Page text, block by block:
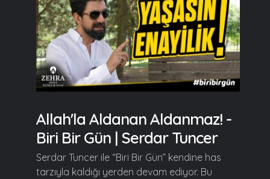
Allah'la Aldanan Aldanmaz! -
Biri Bir Gün | Serdar Tuncer
Serdar Tuncer ile “Biri Bir Gün” kendine has
tarzıyla kaldığı yerden devam ediyor. Bu